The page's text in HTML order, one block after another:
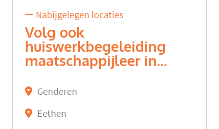
Nabijgelegen locaties
Volg ook
huiswerkbegeleiding
maatschappijleer in...
Genderen
Eethen